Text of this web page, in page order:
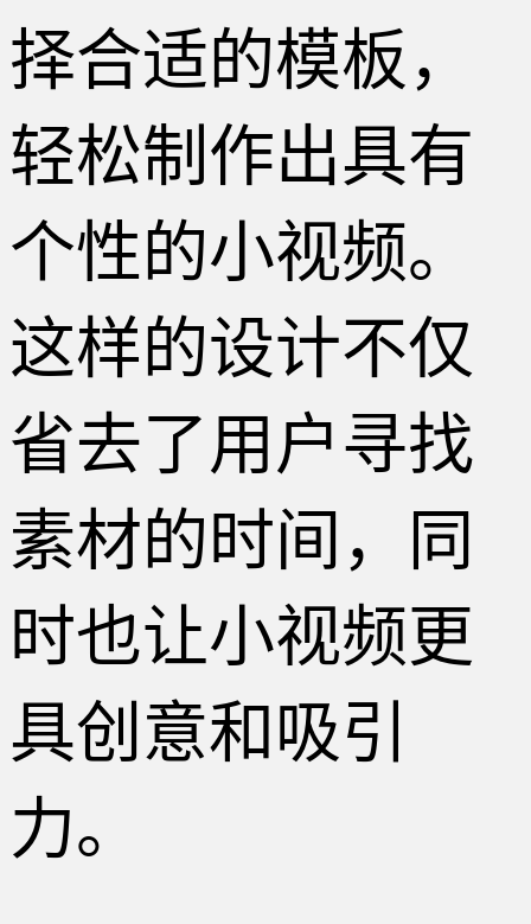
择合适的模板，
轻松制作出具有
个性的小视频。
这样的设计不仅
省去了用户寻找
素材的时间，同
时也让小视频更
具创意和吸引
力。